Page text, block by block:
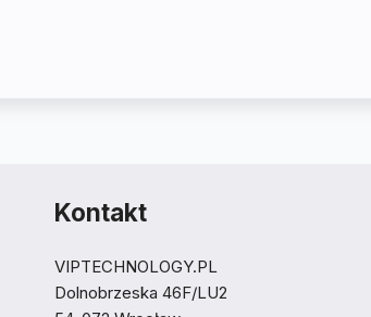
Kontakt
VIPTECHNOLOGY.PL
Dolnobrzeska 46F/LU2